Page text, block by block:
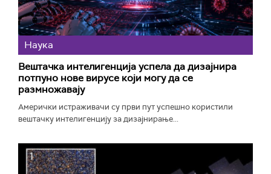
Наука
Вештачка интелигенција успела да дизајнира
потпуно нове вирусе који могу да се
размножавају
Амерички истраживачи су први пут успешно користили
вештачку интелигенцију за дизајнирање...